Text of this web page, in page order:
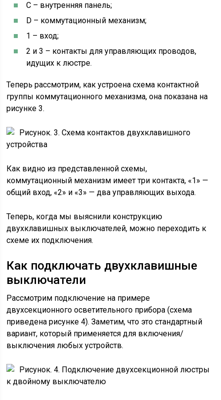
С – внутренняя панель;
D – коммутационный механизм;
1 – вход;
2 и 3 – контакты для управляющих проводов,
идущих к люстре.
Теперь рассмотрим, как устроена схема контактной
группы коммутационного механизма, она показана на
рисунке 3.
Рисунок. 3. Схема контактов двухклавишного
устройства
Как видно из представленной схемы,
коммутационный механизм имеет три контакта, «1» —
общий вход, «2» и «3» — два управляющих выхода.
Теперь, когда мы выяснили конструкцию
двухклавишных выключателей, можно переходить к
схеме их подключения.
Как подключать двухклавишные
выключатели
Рассмотрим подключение на примере
двухсекционного осветительного прибора (схема
приведена рисунке 4). Заметим, что это стандартный
вариант, который применяется для включения/
выключения любых устройств.
Рисунок. 4. Подключение двухсекционной люстры
к двойному выключателю